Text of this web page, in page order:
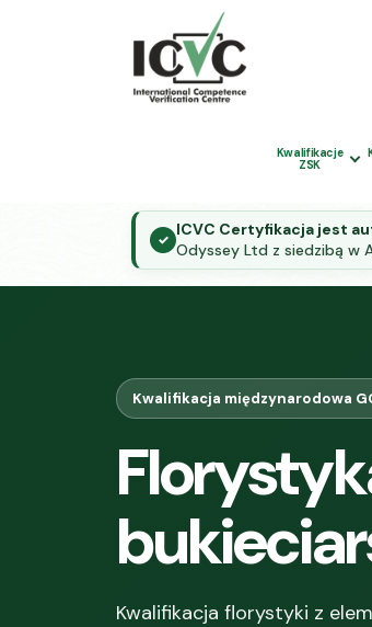
Kwalifikacje
ZSK
✓
ICVC Certyfikacja jest
Odyssey Ltd z siedzibą w
Kwalifikacja międzynarodowa
Kwalifikacja florystyki z